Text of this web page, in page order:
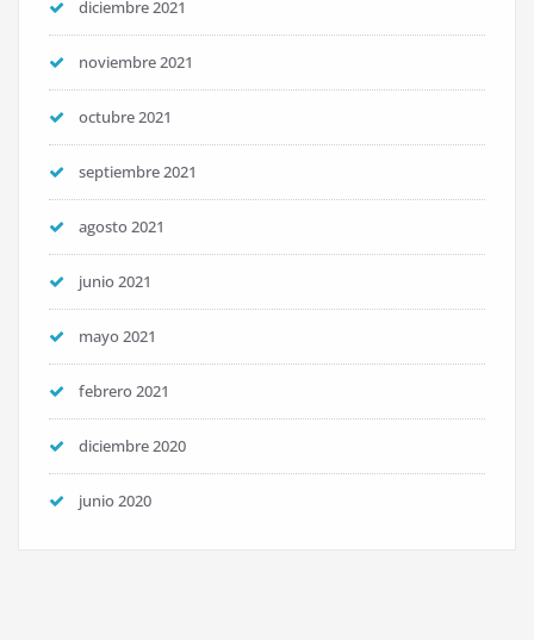
diciembre 2021
noviembre 2021
octubre 2021
septiembre 2021
agosto 2021
junio 2021
mayo 2021
febrero 2021
diciembre 2020
junio 2020